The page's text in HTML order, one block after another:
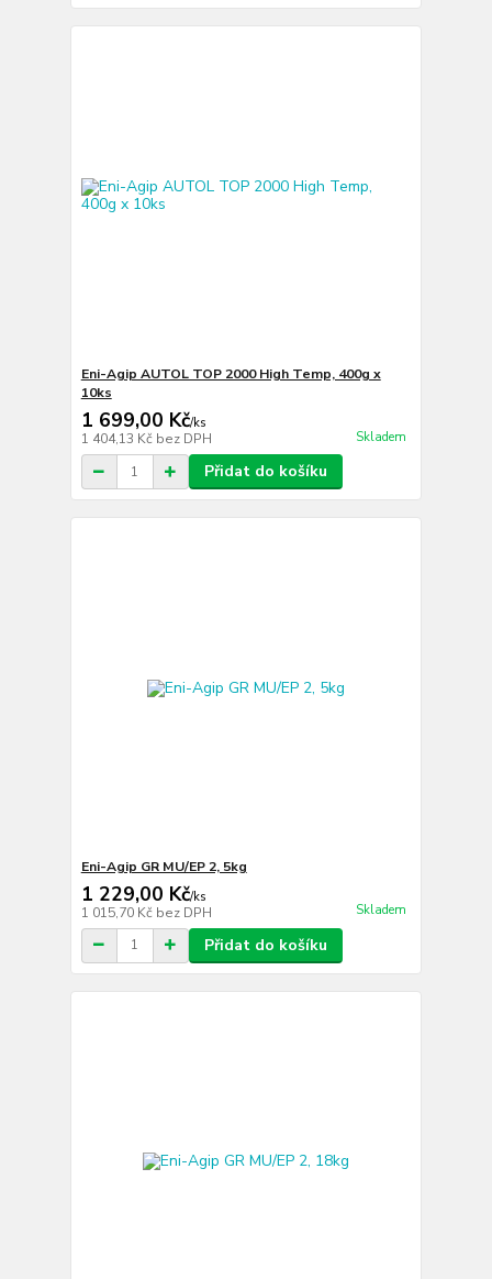
Eni-Agip AUTOL TOP 2000 High Temp, 400g x
10ks
1 699,00 Kč/ks
1 404,13 Kč bez DPH Skladem
Přidat do košíku
Eni-Agip GR MU/EP 2, 5kg
1 229,00 Kč/ks
1 015,70 Kč bez DPH Skladem
Přidat do košíku